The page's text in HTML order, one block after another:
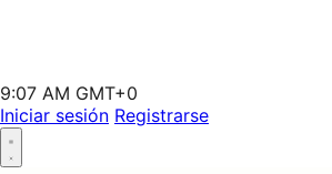
9:07 AM GMT+0
Iniciar sesión Registrarse